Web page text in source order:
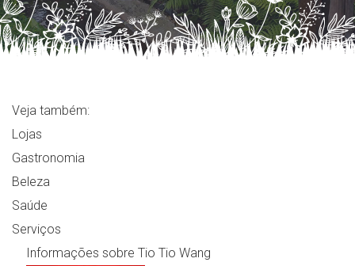
Veja também:
Lojas
Gastronomia
Beleza
Saúde
Serviços
Informações sobre Tio Tio Wang